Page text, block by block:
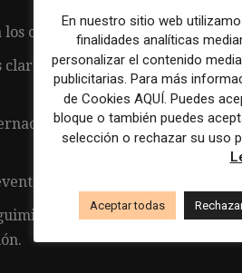
canales de comunicación
coherentes y alineados
para garantizar la
corporativos orientados al
de indicadores clave
En nuestro sitio web
finalidades analíticas
personalizar el contenido
publicitarias. Para más
de Cookies AQUÍ. Puedes
bloque o también puedes
selección o rechazar su uso
Aceptar todas